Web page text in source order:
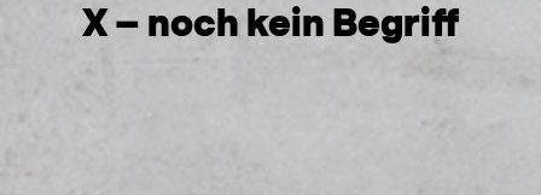
X – noch kein Begriff